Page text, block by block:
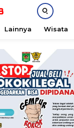
Lainnya Wisata